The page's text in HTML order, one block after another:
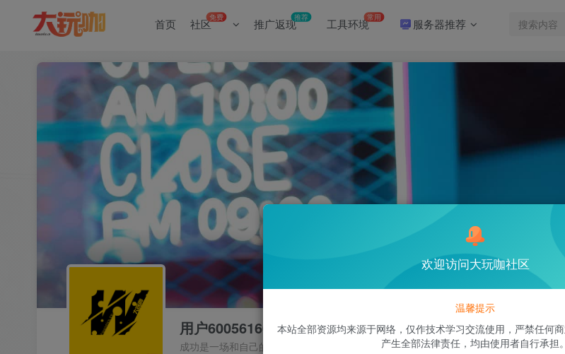
首页 社区免费 推广返现推荐 工具环境常用 服务器推荐
用户60056160
成功是一场和自己的比赛
欢迎访问大玩咖社区
温馨提示
本站全部资源均来源于网络，仅作技术学习交流使用，严禁任何
产生全部法律责任，均由使用者自行承担。